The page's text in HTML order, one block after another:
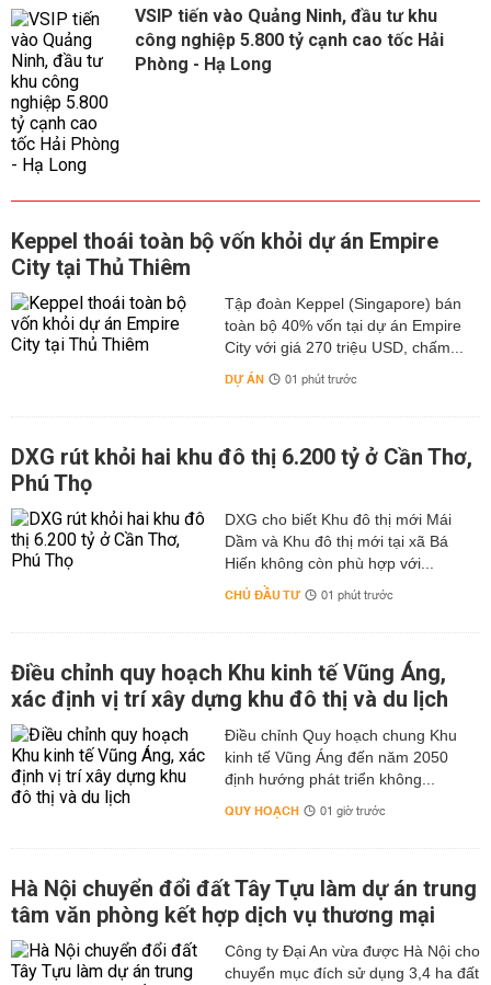
VSIP tiến vào Quảng Ninh, đầu tư khu
công nghiệp 5.800 tỷ cạnh cao tốc Hải
Phòng - Hạ Long
Keppel thoái toàn bộ vốn khỏi dự án Empire
City tại Thủ Thiêm
Tập đoàn Keppel (Singapore) bán
toàn bộ 40% vốn tại dự án Empire
City với giá 270 triệu USD, chấm...
DỰ ÁN 01 phút trước
DXG rút khỏi hai khu đô thị 6.200 tỷ ở Cần Thơ,
Phú Thọ
DXG cho biết Khu đô thị mới Mái
Dầm và Khu đô thị mới tại xã Bá
Hiến không còn phù hợp với...
CHỦ ĐẦU TƯ 01 phút trước
Điều chỉnh quy hoạch Khu kinh tế Vũng Áng,
xác định vị trí xây dựng khu đô thị và du lịch
Điều chỉnh Quy hoạch chung Khu
kinh tế Vũng Áng đến năm 2050
định hướng phát triển không...
QUY HOẠCH 01 giờ trước
Hà Nội chuyển đổi đất Tây Tựu làm dự án trung
tâm văn phòng kết hợp dịch vụ thương mại
Công ty Đại An vừa được Hà Nội cho
chuyển mục đích sử dụng 3,4 ha đất